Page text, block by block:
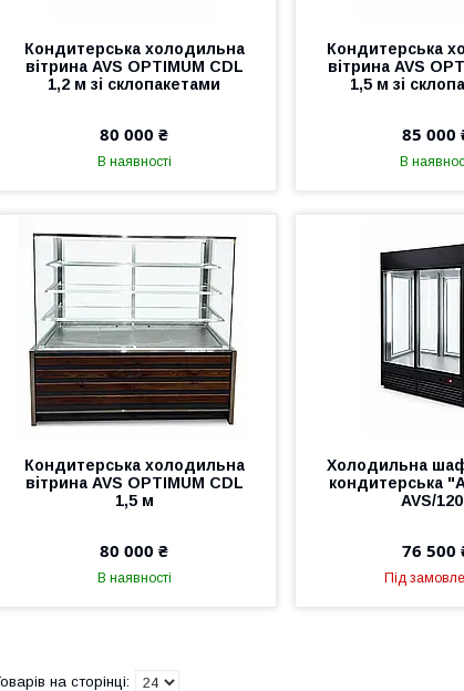
Кондитерська холодильна
вітрина AVS OPTIMUM CDL
1,2 м зі склопакетами
80 000 ₴
В наявності
Кондитерська
вітрина AVS
1,5 м зі
85 000
В
Кондитерська холодильна
вітрина AVS OPTIMUM СDL
1,5 м
80 000 ₴
В наявності
Холодильна
кондитерська
AVS/
76 500
Під